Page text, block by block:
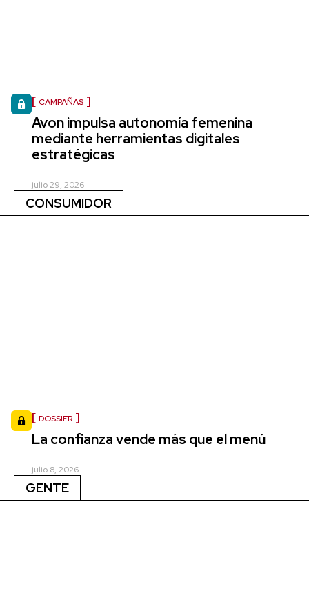
CAMPAÑAS
Avon impulsa autonomía femenina
mediante herramientas digitales
estratégicas
julio 29, 2026
CONSUMIDOR
DOSSIER
La confianza vende más que el menú
julio 8, 2026
GENTE